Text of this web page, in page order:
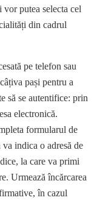
vor putea selecta cel
din cadrul
pe telefon sau
pași pentru a
să se autentifice: prin
electronică.
formularul de
indica o adresă de
la care va primi
Urmează încărcarea
în cazul